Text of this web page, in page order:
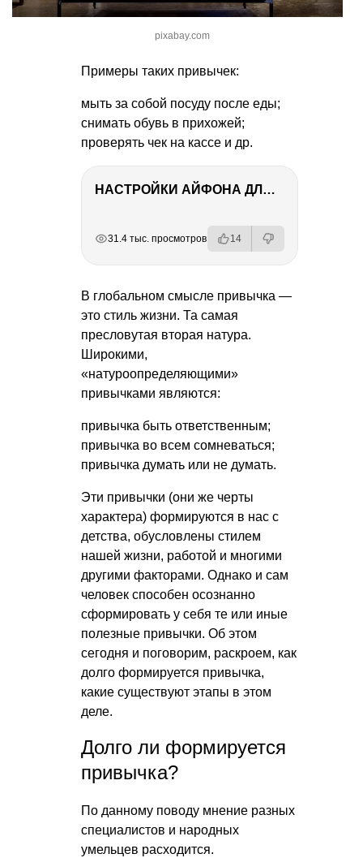
pixabay.com
Примеры таких привычек:
мыть за собой посуду после еды;
снимать обувь в прихожей;
проверять чек на кассе и др.
НАСТРОЙКИ АЙФОНА ДЛЯ ФОТО И ВИДЕО
31.4 тыс. просмотров 14
В глобальном смысле привычка —
это стиль жизни. Та самая
пресловутая вторая натура.
Широкими,
«натуроопределяющими»
привычками являются:
привычка быть ответственным;
привычка во всем сомневаться;
привычка думать или не думать.
Эти привычки (они же черты
характера) формируются в нас с
детства, обусловлены стилем
нашей жизни, работой и многими
другими факторами. Однако и сам
человек способен осознанно
сформировать у себя те или иные
полезные привычки. Об этом
сегодня и поговорим, раскроем, как
долго формируется привычка,
какие существуют этапы в этом
деле.
Долго ли формируется
привычка?
По данному поводу мнение разных
специалистов и народных
умельцев расходится.